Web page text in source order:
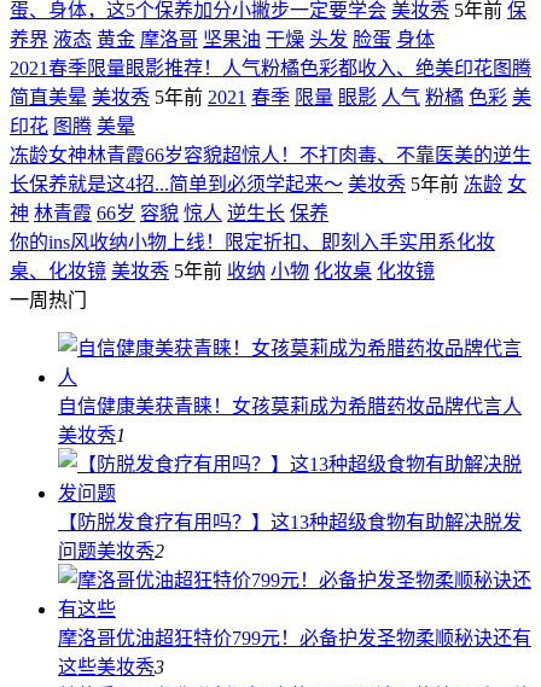
蛋、身体，这5个保养加分小撇步一定要学会 美妆秀 5年前 保
养界 液态 黄金 摩洛哥 坚果油 干燥 头发 脸蛋 身体
2021春季限量眼影推荐！人气粉橘色彩都收入、绝美印花图腾
简直美晕 美妆秀 5年前 2021 春季 限量 眼影 人气 粉橘 色彩 美
印花 图腾 美晕
冻龄女神林青霞66岁容貌超惊人！不打肉毒、不靠医美的逆生
长保养就是这4招...简单到必须学起来～ 美妆秀 5年前 冻龄 女
神 林青霞 66岁 容貌 惊人 逆生长 保养
你的ins风收纳小物上线！限定折扣、即刻入手实用系化妆
桌、化妆镜 美妆秀 5年前 收纳 小物 化妆桌 化妆镜
一周热门
自信健康美获青睐！女孩莫莉成为希腊药妆品牌代言人
美妆秀1
【防脱发食疗有用吗？】这13种超级食物有助解决脱发
问题美妆秀2
摩洛哥优油超狂特价799元！必备护发圣物柔顺秘诀还有
这些美妆秀3